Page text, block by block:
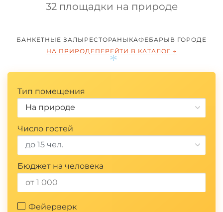
32 площадки на природе
БАНКЕТНЫЕ ЗАЛЫ РЕСТОРАНЫ КАФЕБАРЫ В ГОРОДЕ
НА ПРИРОДЕПЕРЕЙТИ В КАТАЛОГ →
Тип помещения
На природе
Число гостей
до 15 чел.
Бюджет на человека
Фейерверк